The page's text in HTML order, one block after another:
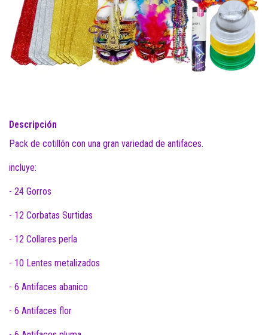
Descripción
Pack de cotillón con una gran variedad de antifaces.
incluye:
- 24 Gorros
- 12 Corbatas Surtidas
- 12 Collares perla
- 10 Lentes metalizados
- 6 Antifaces abanico
- 6 Antifaces flor